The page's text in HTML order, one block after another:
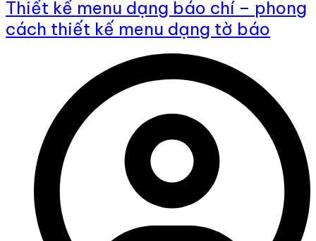
Thiết kế menu dạng báo chí – phong
cách thiết kế menu dạng tờ báo